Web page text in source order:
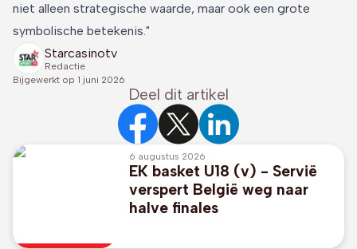
niet alleen strategische waarde, maar ook een grote
symbolische betekenis."
Starcasinotv
Redactie
Bijgewerkt op 1 juni 2026
Deel dit artikel
6 augustus 2026
EK basket U18 (v) - Servië
verspert België weg naar
halve finales